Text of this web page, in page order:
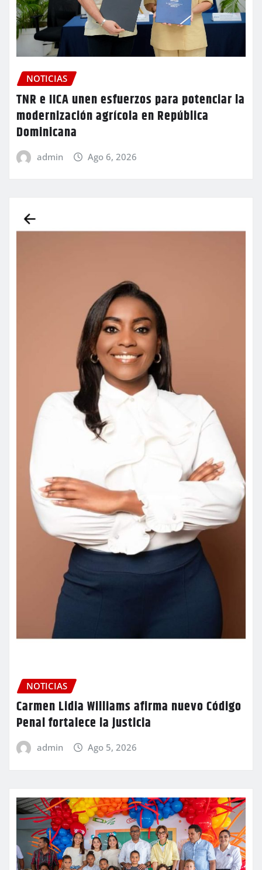
NOTICIAS
TNR e IICA unen esfuerzos para potenciar la
modernización agrícola en República
Dominicana
admin Ago 6, 2026
NOTICIAS
Carmen Lidia Williams afirma nuevo Código
Penal fortalece la justicia
admin Ago 5, 2026